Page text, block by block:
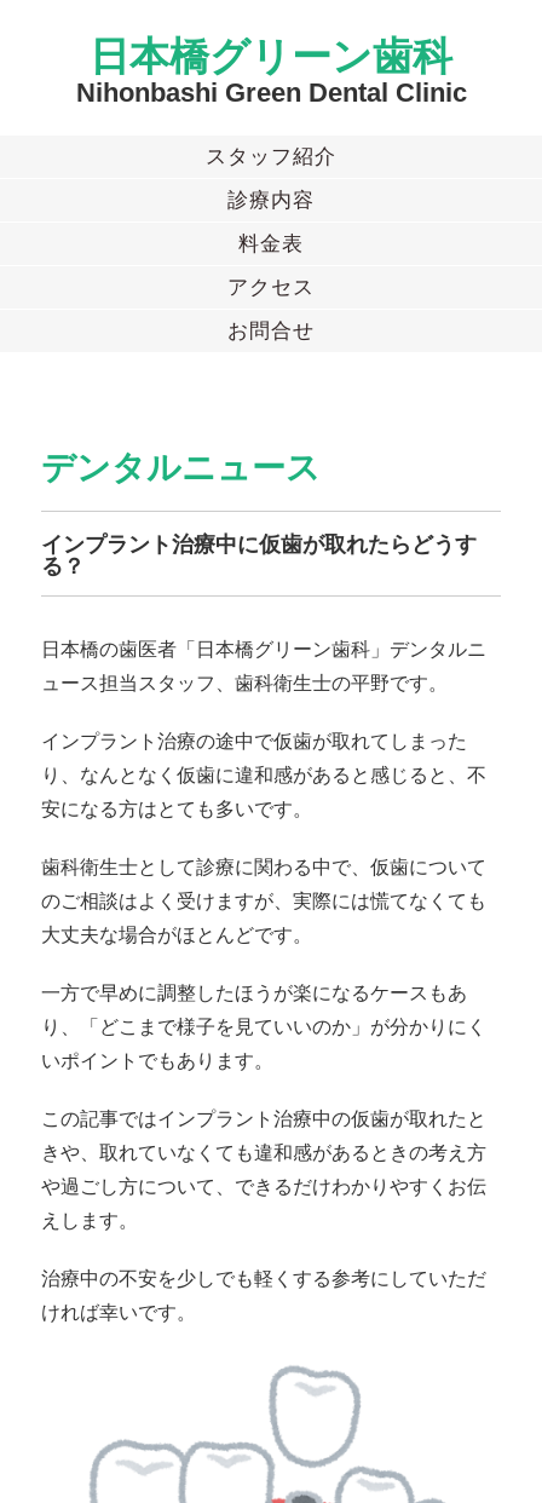
日本橋グリーン歯科
Nihonbashi Green Dental Clinic
スタッフ紹介
診療内容
料金表
アクセス
お問合せ
デンタルニュース
インプラント治療中に仮歯が取れたらどうす
る？
日本橋の歯医者「日本橋グリーン歯科」デンタルニ
ュース担当スタッフ、歯科衛生士の平野です。
インプラント治療の途中で仮歯が取れてしまった
り、なんとなく仮歯に違和感があると感じると、不
安になる方はとても多いです。
歯科衛生士として診療に関わる中で、仮歯について
のご相談はよく受けますが、実際には慌てなくても
大丈夫な場合がほとんどです。
一方で早めに調整したほうが楽になるケースもあ
り、「どこまで様子を見ていいのか」が分かりにく
いポイントでもあります。
この記事ではインプラント治療中の仮歯が取れたと
きや、取れていなくても違和感があるときの考え方
や過ごし方について、できるだけわかりやすくお伝
えします。
治療中の不安を少しでも軽くする参考にしていただ
ければ幸いです。